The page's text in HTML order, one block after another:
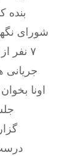
بنده
شورای
۷ نفر
جریانی
اونا